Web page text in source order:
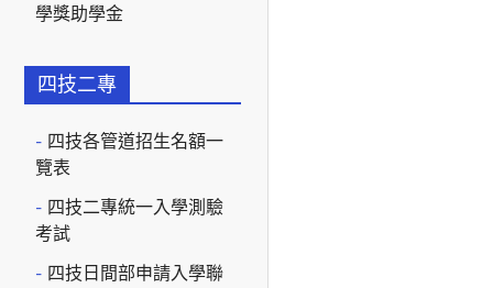
學獎助學金
四技二專
四技各管道招生名額一
覽表
四技二專統一入學測驗
考試
四技日間部申請入學聯